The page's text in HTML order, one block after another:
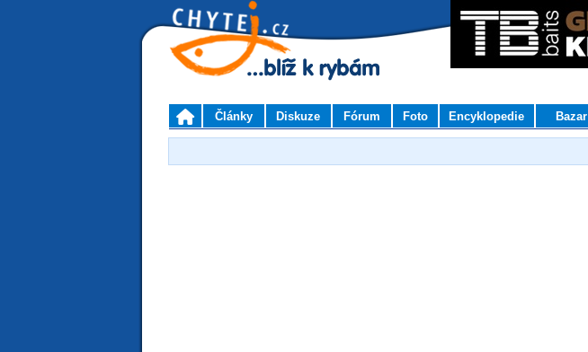
Články Diskuze Fórum Foto Encyklopedie Bazar